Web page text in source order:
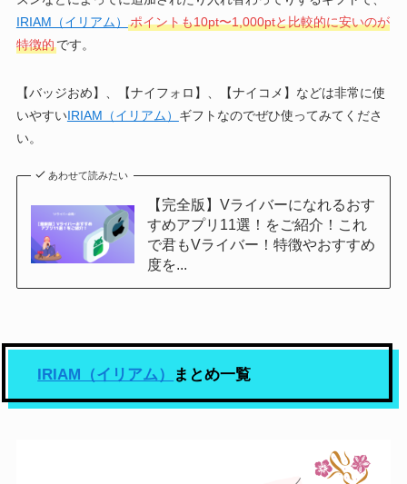
IRIAM（イリアム）
ポイントも10pt〜1,000ptと比較的に安いのが
特徴的です。
【バッジおめ】、【ナイフォロ】、【ナイコメ】などは非常に使
いやすいIRIAM（イリアム） ギフトなのでぜひ使ってみてくださ
い。
あわせて読みたい
【完全版】Vライバーになれるおす
すめアプリ11選！をご紹介！これ
で君もVライバー！特徴やおすすめ
度を...
IRIAM（イリアム） まとめ一覧